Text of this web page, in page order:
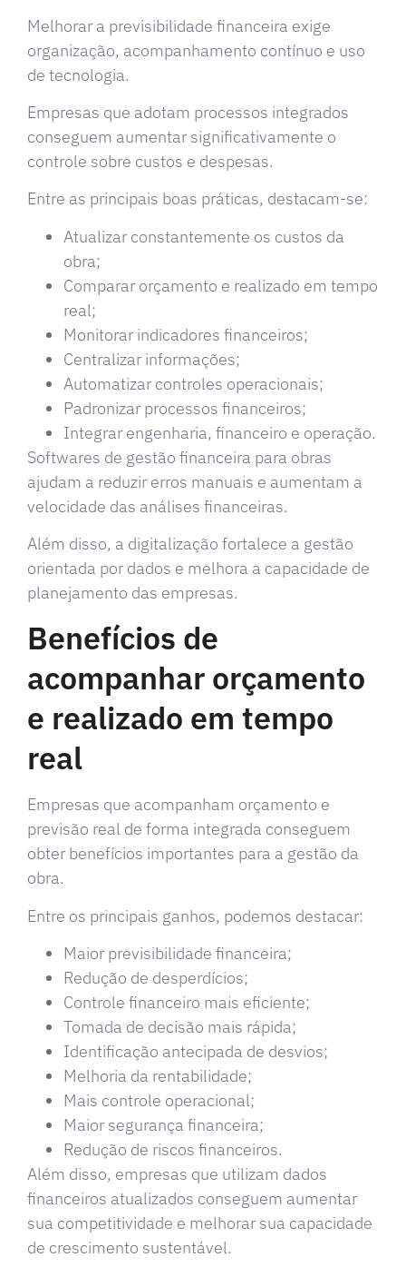
Melhorar a previsibilidade financeira exige
organização, acompanhamento contínuo e uso
de tecnologia.
Empresas que adotam processos integrados
conseguem aumentar significativamente o
controle sobre custos e despesas.
Entre as principais boas práticas, destacam-se:
Atualizar constantemente os custos da
obra;
Comparar orçamento e realizado em tempo
real;
Monitorar indicadores financeiros;
Centralizar informações;
Automatizar controles operacionais;
Padronizar processos financeiros;
Integrar engenharia, financeiro e operação.
Softwares de gestão financeira para obras
ajudam a reduzir erros manuais e aumentam a
velocidade das análises financeiras.
Além disso, a digitalização fortalece a gestão
orientada por dados e melhora a capacidade de
planejamento das empresas.
Benefícios de
acompanhar orçamento
e realizado em tempo
real
Empresas que acompanham orçamento e
previsão real de forma integrada conseguem
obter benefícios importantes para a gestão da
obra.
Entre os principais ganhos, podemos destacar:
Maior previsibilidade financeira;
Redução de desperdícios;
Controle financeiro mais eficiente;
Tomada de decisão mais rápida;
Identificação antecipada de desvios;
Melhoria da rentabilidade;
Mais controle operacional;
Maior segurança financeira;
Redução de riscos financeiros.
Além disso, empresas que utilizam dados
financeiros atualizados conseguem aumentar
sua competitividade e melhorar sua capacidade
de crescimento sustentável.